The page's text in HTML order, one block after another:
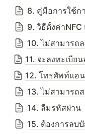
8. คู่มือการใช้ก
9. วิธีตั้งค่า
10. ไม่สามารถ
13. ไม่สามารถ
14. ลืมรหัสผ่าน
15. ต้องการลบ